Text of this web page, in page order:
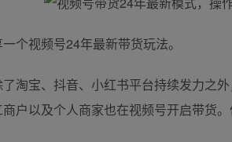
个视频号24年最新带货玩法。
淘宝、抖音、小红书平台持续发力之
户以及个人商家也在视频号开启带货